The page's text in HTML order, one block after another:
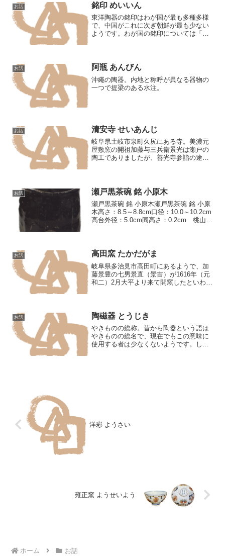
お話 銘印 めいいん
東洋陶器の銘印はわが国が最も多種多様
で、中国がこれに次ぎ朝鮮が最も少ない
ようです。わが国の銘印については「銘
お話 阿瓶 あんびん
沖繩の陶器。内地と称呼が異なる器物の
一つで提梁のある水注。
お話 清安寺 せいあんじ
岐阜県土岐市泉町久尻にある寺。美濃元
屋敷窯の開祖加藤与三兵衛景光は瀬戸の
陶工でありましたが、善光寺参詣の途次
奥書に貞享三丙寅年（16...
お話 瀬戸黒茶碗 銘 小原木
瀬戸黒茶碗 銘 小原木瀬戸黒茶碗 銘 小原
木高さ：8.5～8.8cm口径：10.0～10.2cm
高台外径：5.0cm同高さ：0.2cm 桃山時
お話 高田窯 たかだがま
岐阜県多治見市高田町にあるようで、加
藤景豊の七男景直（景吉）が1616年（元
和二）2月大平より来て開窯したといわれ
利・植木鉢などのほか...
お話 陶磁器 とうじき
やきものの総称。昔から陶器という語は
やきものの総名で、現在でもこの意味に
使用する者は少なくないようです。しか
洋彩 ようさい
雍正窯 ようせいよう
ホーム お話